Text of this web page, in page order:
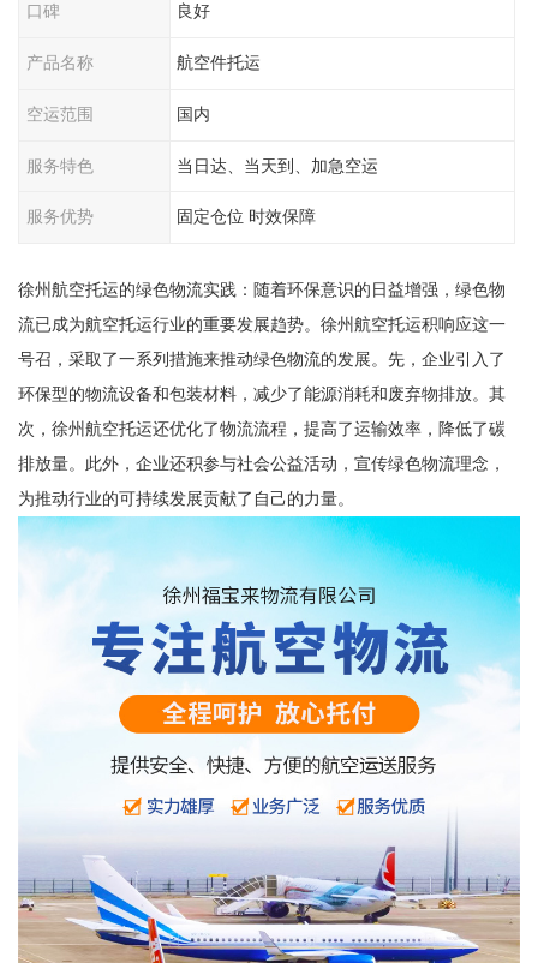
口碑 良好
产品名称 航空件托运
空运范围 国内
服务特色 当日达、当天到、加急空运
服务优势 固定仓位 时效保障
徐州航空托运的绿色物流实践：随着环保意识的日益增强，绿色物
流已成为航空托运行业的重要发展趋势。徐州航空托运积响应这一
号召，采取了一系列措施来推动绿色物流的发展。先，企业引入了
环保型的物流设备和包装材料，减少了能源消耗和废弃物排放。其
次，徐州航空托运还优化了物流流程，提高了运输效率，降低了碳
排放量。此外，企业还积参与社会公益活动，宣传绿色物流理念，
为推动行业的可持续发展贡献了自己的力量。